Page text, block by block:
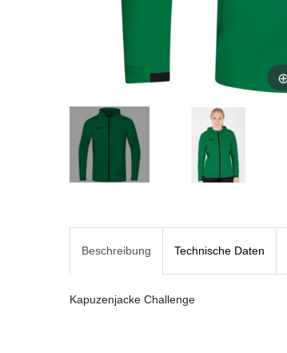
Beschreibung Technische Daten
Kapuzenjacke Challenge